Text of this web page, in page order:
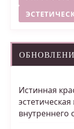
Истинная